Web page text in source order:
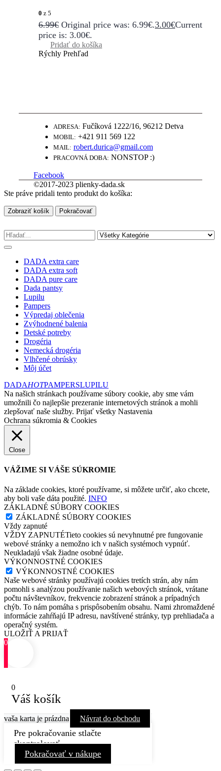
0 z 5
6.99€ Original price was: 6.99€.3.00€Current
price is: 3.00€.
Pridať do košíka
Rýchly Prehľad
ADRESA: Fučíková 1222/16, 96212 Detva
MOBIL: +421 911 569 122
MAIL: robert.durica@gmail.com
PRACOVNÁ DOBA: NONSTOP :)
Facebook
©2017-2023 plienky-dada.sk
Ste práve pridali tento produkt do košíka:
Zobraziť košík Pokračovať
DADA extra care
DADA extra soft
DADA pure care
Dada pantsy
Lupilu
Pampers
Výpredaj oblečenia
Zvýhodnené balenia
Detské potreby
Drogéria
Nemecká drogéria
Vlhčené obrúsky
Môj účet
DADAHOTPAMPERSLUPILU
Na našich stránkach používame súbory cookie, aby sme vám
umožnili čo najlepšie prezeranie internetových stránok a mohli
zlepšovať naše služby. Prijať všetky Nastavenia
Ochrana súkromia & Cookies
Close
VÁŽIME SI VÁŠE SÚKROMIE
Na základe cookies, ktoré používame, si môžete určiť, ako chcete,
aby boli vaše dáta použité. INFO
ZÁKLADNÉ SÚBORY COOKIES
ZÁKLADNÉ SÚBORY COOKIES
Vždy zapnuté
VŽDY ZAPNUTÉTieto cookies sú nevyhnutné pre fungovanie
webové stránky a nemožno ich v našich systémoch vypnúť.
Neukladajú však žiadne osobné údaje.
VÝKONNOSTNÉ COOKIES
VÝKONNOSTNÉ COOKIES
Naše webové stránky používajú cookies tretích strán, aby nám
pomohli s analýzou používanie našich webových stránok, vrátane
počtu návštevníkov, frekvencie zobrazení stránok a prípadných
chýb. To nám pomáha s prispôsobením obsahu. Nami zhromaždené
informácie zahŕňajú IP adresu, navštívené stránky, typ prehliadača a
operačný systém.
ULOŽIŤ A PRIJAŤ
0
0
Váš košík
vaša karta je prázdna Návrat do obchodu
Pre pokračovanie stlačte
skontrolovať
Pokračovať v nákupe